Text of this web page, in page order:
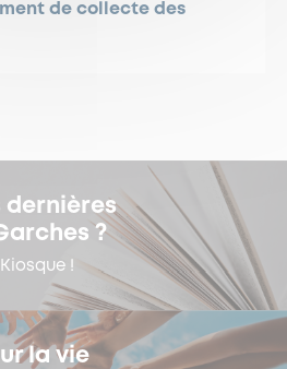
de collecte des
dernières
?
!
la vie